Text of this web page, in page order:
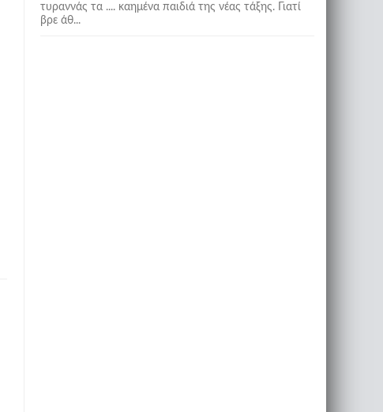
τυραννάς τα .... καημένα παιδιά της νέας τάξης. Γιατί
βρε άθ...